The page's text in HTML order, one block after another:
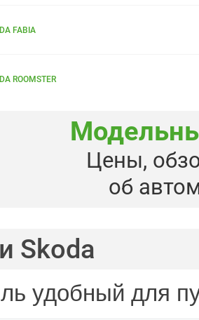
FABIA
ROOMSTER
Цены,
об
Skoda
удобный для